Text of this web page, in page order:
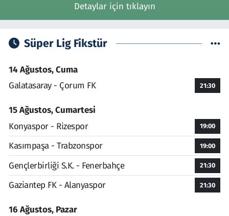
Detaylar için tıklayın
Süper Lig Fikstür
14 Ağustos, Cuma
Galatasaray - Çorum FK
21:30
15 Ağustos, Cumartesi
Konyaspor - Rizespor
19:00
Kasımpaşa - Trabzonspor 19:00
Gençlerbirliği S.K. - Fenerbahçe 21:30
Gaziantep FK - Alanyaspor 21:30
16 Ağustos, Pazar